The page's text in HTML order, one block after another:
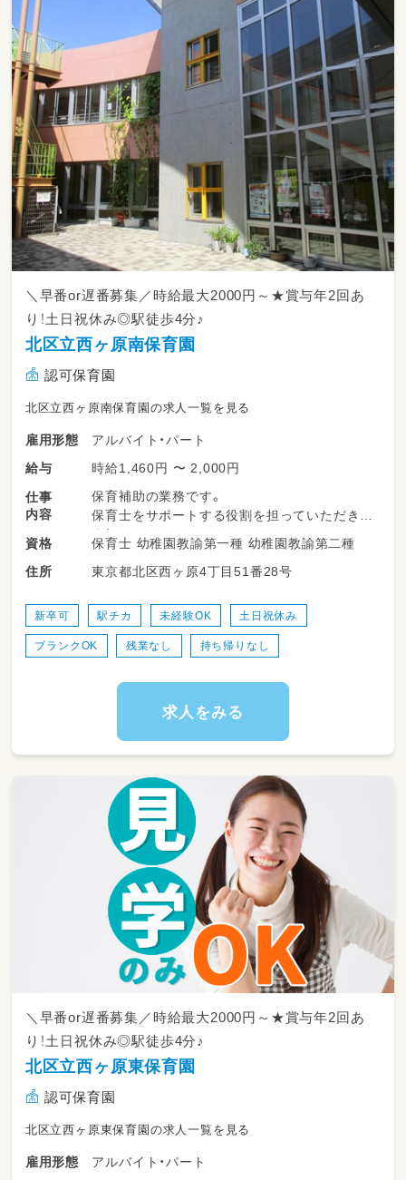
--------------------
〇具体的な業務内容
--------------------
・お子さま一人ひとりに合わせた個別支援の実
施（指導員1名に対し1～4名程度の少人数制）
・保護者さまに対する支援（日々のお悩みの相談
に乗る/ペアレントトレーニングの実施/保護者
面談の実施など）
・お子さまを取り巻く環境へのアプローチ（保育
所等訪問支援/ペアレントトレーニング等）
・そのほか教室運営に関わる業務
従事すべき業務の変更範囲：当社内での業務全
般
お子さまが日々の生活の中で、長い時間を過ご
すのは「家庭」であり「園や学校」です。
そのため、LITALICOジュニアでは、そういった
お子さまを取り巻く環境にもアプローチをして
います。
「保育所等訪問支援」では、お子さまの通う園や
学校に支援員が出向き、直接支援と、先生方に対
する間接支援を行います。
園や学校がお子さまにとって過ごしやすい場所
になることで、お子さまの笑顔が増えていきま
す。
--------------------
〇保護者さまのサポートも
お子さまの発達に悩みを抱える保護者さまは大
きなご不安を抱えてLITALICOジュニアに来て
くださいます。
まずはその保護者さまに寄り添い、これからの
お子さまの支援の計画を共有します。
まが一つひとつ「できた」を積み重ねることが、
保護者さまに対して、お子さまへの関わり方を
レクチャーする「ペアレントトレーニング」も行
ご不安が軽減し、関わり方のコツを知ることで、
お子さまへの関わり方が変化し、結果としてお
子さまの笑顔が増えるといったケースがとても
多いです。
〇根拠に基づいた支援と育成体制
--------------------
LITALICOジュニアではABA（応用行動分析）に
また、入社時研修や、トレーナーによる育成体
制、Eラーニングでいつでも理論を学べる環境
援を提供できる仕組みが整っています。
--------------------
〇具体的な業務内容
--------------------
・お子さま一人ひとりに合わせた個別支援の実
施（指導員1名に対し1～4名程度の少人数制）
・保護者さまに対する支援（日々のお悩みの相談
に乗る/ペアレントトレーニングの実施/保護者
面談の実施など）
・お子さまを取り巻く環境へのアプローチ（保育
・そのほか教室運営に関わる業務
従事すべき業務の変更範囲：当社内での業務全
般
＼早番or遅番募集／時給最大2000円～★賞与年2回あ
り！土日祝休み◎駅徒歩4分♪
北区立西ヶ原南保育園
認可保育園
北区立西ヶ原南保育園の求人一覧を見る
雇用形態
アルバイト・パート
給与
時給1,460円 〜 2,000円
仕事
内容
保育補助の業務です。
保育士をサポートする役割を担っていただきま
す！
◎掃除・洗濯
◎片づけ
◎子どもと一緒に遊ぶ
◎食事サポートなどの直接的な保育のお仕事の
サポート
資格
保育士 幼稚園教諭第一種 幼稚園教諭第二種
住所
東京都北区西ヶ原4丁目51番28号
新卒可 駅チカ 未経験OK 土日祝休み
ブランクOK 残業なし 持ち帰りなし
求人をみる
＼早番or遅番募集／時給最大2000円～★賞与年2回あ
り！土日祝休み◎駅徒歩4分♪
北区立西ヶ原東保育園
認可保育園
北区立西ヶ原東保育園の求人一覧を見る
雇用形態 アルバイト・パート